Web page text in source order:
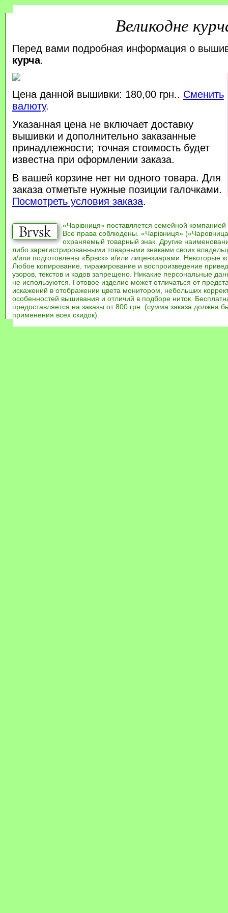
Великодне
Перед вами подробная информация о
курча.
Цена данной вышивки: 180,00 грн.. Сменить
валюту.
Указанная цена не включает доставку
вышивки и дополнительно заказанные
принадлежности; точная стоимость будет
известна при оформлении заказа.
В вашей корзине нет ни одного товара. Для
заказа отметьте нужные позиции галочками.
Посмотреть условия заказа.
«Чарівниця» поставляется семейной компанией
Все права соблюдены. «Чарівниця»
охраняемый товарный знак. Другие
либо зарегистрированными товарными знаками своих
и/или подготовлены «Брвск» и/или лицензиарами. Некоторые
Любое копирование, тиражирование и воспроизведение
узоров, текстов и кодов запрещено. Никакие персональные
не используются. Готовое изделие может отличаться от
искажений в отображении цвета монитором, небольших
особенностей вышивания и отличий в подборе ниток.
предоставляется на заказы от 800 грн. (сумма заказа должна
применения всех скидок).